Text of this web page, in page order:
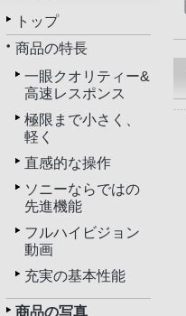
トップ
商品の特長
一眼クオリティー&
高速レスポンス
極限まで小さく、
軽く
直感的な操作
ソニーならではの
先進機能
フルハイビジョン
動画
充実の基本性能
商品の写真